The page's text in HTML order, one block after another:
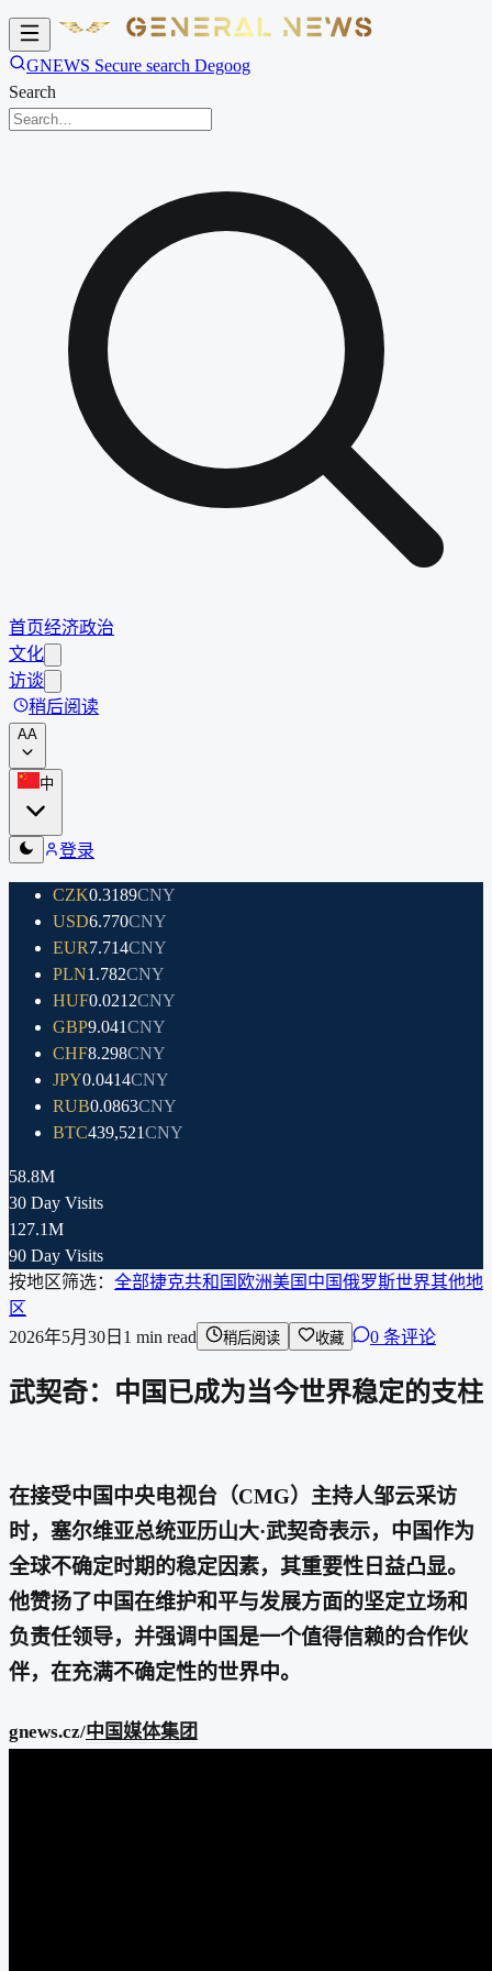
GNEWS Secure search Degoog
Search
首页经济政治
文化
访谈
稍后阅读
AA
中
登录
CZK0.3189CNY
USD6.770CNY
EUR7.714CNY
PLN1.782CNY
HUF0.0212CNY
GBP9.041CNY
CHF8.298CNY
JPY0.0414CNY
RUB0.0863CNY
BTC439,521CNY
58.8M
30 Day Visits
127.1M
90 Day Visits
按地区筛选： 全部捷克共和国 欧洲美国 中国俄罗斯世界其他地
区
2026年5月30日 1 min read 稍后阅读 收藏 0 条评论
武契奇：中国已成为当今世界稳定的支柱
在接受中国中央电视台（CMG）主持人邹云采访
时，塞尔维亚总统亚历山大·武契奇表示，中国作为
全球不确定时期的稳定因素，其重要性日益凸显。
他赞扬了中国在维护和平与发展方面的坚定立场和
负责任领导，并强调中国是一个值得信赖的合作伙
伴，在充满不确定性的世界中。
gnews.cz/中国媒体集团